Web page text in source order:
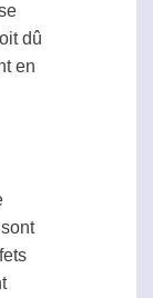
dû
en